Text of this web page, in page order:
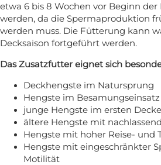
etwa 6 bis 8 Wochen vor Beginn
werden, da die Spermaproduktion
werden muss. Die Fütterung kann
Decksaison fortgeführt werden.
Das Zusatzfutter eignet sich
Deckhengste im Natursprung
Hengste im Besamungseinsatz
junge Hengste im ersten
ältere Hengste mit
Hengste mit hoher Reise- und
Hengste mit eingeschränkter
Motilität